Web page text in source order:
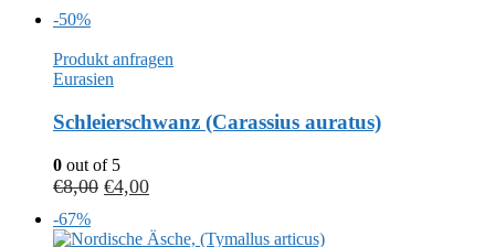
-50%
Produkt anfragen
Eurasien
Schleierschwanz (Carassius auratus)
0 out of 5
€8,00 €4,00
-67%